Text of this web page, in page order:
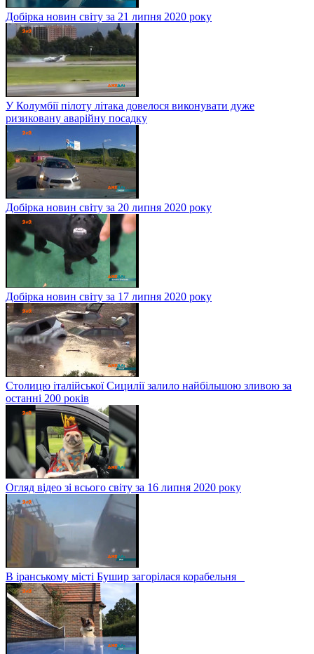
Добірка новин світу за 21 липня 2020 року
У Колумбії пілоту літака довелося виконувати дуже
ризиковану аварійну посадку
Добірка новин світу за 20 липня 2020 року
Добірка новин світу за 17 липня 2020 року
Столицю італійської Сицилії залило найбільшою зливою за
останні 200 років
Огляд відео зі всього світу за 16 липня 2020 року
В іранському місті Бушир загорілася корабельня